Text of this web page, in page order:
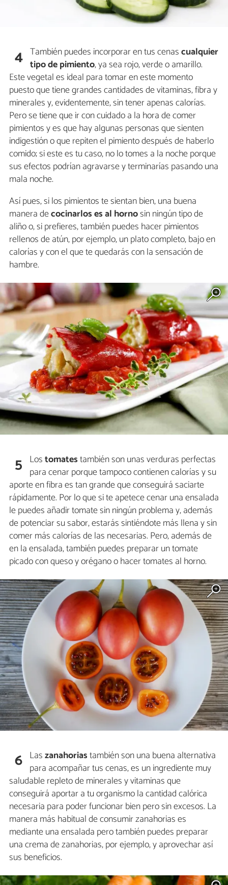
4 También puedes incorporar en tus cenascualquier
tipo de pimiento, ya sea rojo, verde o amarillo.
Este vegetal es ideal para tomar en este momento
puesto que tiene grandes cantidades de vitaminas, fibra y
minerales y, evidentemente, sin tener apenas calorías.
Pero se tiene que ir con cuidado a la hora de comer
pimientos y es que hay algunas personas que sienten
indigestión o que repiten el pimiento después de haberlo
comido; si este es tu caso, no lo tomes a la noche porque
sus efectos podrían agravarse y terminarías pasando una
mala noche.
Así pues, si los pimientos te sientan bien, una buena
manera decocinarlos es al hornosin ningún tipo de
aliño o, si prefieres, también puedes hacer pimientos
rellenos de atún, por ejemplo, un plato completo, bajo en
calorías y con el que te quedarás con la sensación de
hambre.
5 Lostomatestambién son unas verduras perfectas
para cenar porque tampoco contienen calorías y su
aporte en fibra es tan grande que conseguirá saciarte
rápidamente. Por lo que si te apetece cenar una ensalada
le puedes añadir tomate sin ningún problema y, además
de potenciar su sabor, estarás sintiéndote más llena y sin
comer más calorías de las necesarias. Pero, además de
en la ensalada, también puedes preparar un tomate
picado con queso y orégano o hacer tomates al horno.
6 Laszanahoriastambién son una buena alternativa
para acompañar tus cenas, es un ingrediente muy
saludable repleto de minerales y vitaminas que
conseguirá aportar a tu organismo la cantidad calórica
necesaria para poder funcionar bien pero sin excesos. La
manera más habitual de consumir zanahorias es
mediante una ensalada pero también puedes preparar
una crema de zanahorias, por ejemplo, y aprovechar así
sus beneficios.